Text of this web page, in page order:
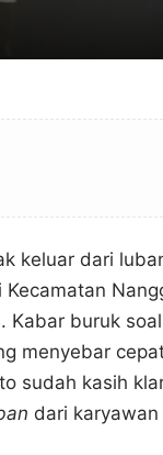
keluar dari
Kabar buruk
menyebar
sudah kasih
dari